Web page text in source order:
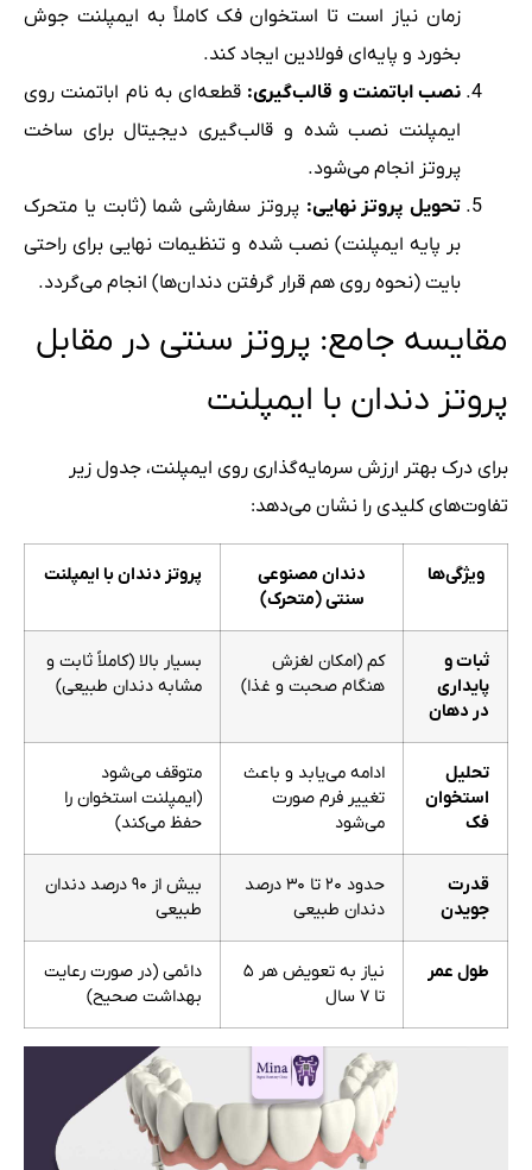
زمان نیاز است تا استخوان فک کاملاً به ایمپلنت جوش
بخورد و پایه‌ای فولادین ایجاد کند.
نصب اباتمنت و قالب‌گیری: قطعه‌ای به نام اباتمنت روی
ایمپلنت نصب شده و قالب‌گیری دیجیتال برای ساخت
پروتز انجام می‌شود.
تحویل پروتز نهایی: پروتز سفارشی شما (ثابت یا متحرک
بر پایه ایمپلنت) نصب شده و تنظیمات نهایی برای راحتی
بایت (نحوه روی هم قرار گرفتن دندان‌ها) انجام می‌گردد.
مقایسه جامع: پروتز سنتی در مقابل
پروتز دندان با ایمپلنت
برای درک بهتر ارزش سرمایه‌گذاری روی ایمپلنت، جدول زیر
تفاوت‌های کلیدی را نشان می‌دهد:
ویژگی‌ها
دندان مصنوعی
سنتی (متحرک)
پروتز دندان با ایمپلنت
ثبات و
پایداری
در دهان
کم (امکان لغزش
هنگام صحبت و غذا)
بسیار بالا (کاملاً ثابت و
مشابه دندان طبیعی)
تحلیل
استخوان
فک
ادامه می‌یابد و باعث
تغییر فرم صورت
می‌شود
متوقف می‌شود
(ایمپلنت استخوان را
حفظ می‌کند)
قدرت
جویدن
حدود ۲۰ تا ۳۰ درصد
دندان طبیعی
بیش از ۹۰ درصد دندان
طبیعی
طول عمر
نیاز به تعویض هر ۵
تا ۷ سال
دائمی (در صورت رعایت
بهداشت صحیح)